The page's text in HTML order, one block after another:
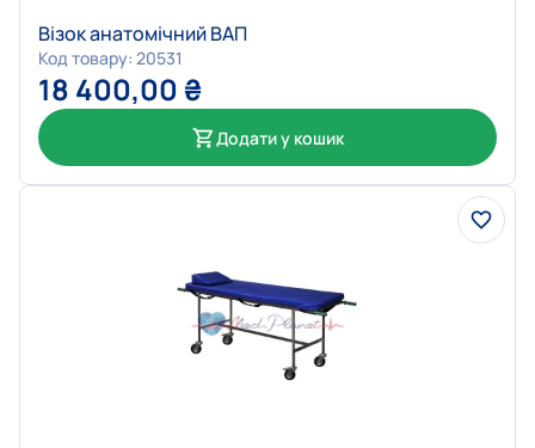
Візок анатомічний ВАП
Код товару: 20531
18 400,00 ₴
Додати у кошик